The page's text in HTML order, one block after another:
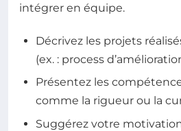
intégrer en équipe.
Décrivez les projets
(ex. : process
Présentez les
comme la rigueur ou la
Suggérez votre